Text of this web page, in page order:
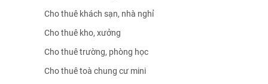
Cho thuê khách sạn, nhà nghỉ
Cho thuê kho, xưởng
Cho thuê trường, phòng học
Cho thuê toà chung cư mini